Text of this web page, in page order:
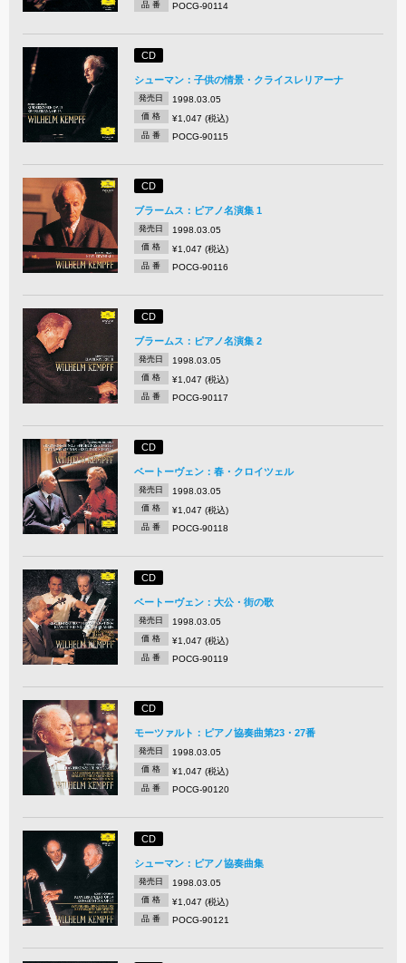
品 番 POCG-90114
CD
シューマン：子供の情景・クライスレリアーナ
発売日 1998.03.05
価 格 ¥1,047 (税込)
品 番 POCG-90115
CD
ブラームス：ピアノ名演集 1
発売日 1998.03.05
価 格 ¥1,047 (税込)
品 番 POCG-90116
CD
ブラームス：ピアノ名演集 2
発売日 1998.03.05
価 格 ¥1,047 (税込)
品 番 POCG-90117
CD
ベートーヴェン：春・クロイツェル
発売日 1998.03.05
価 格 ¥1,047 (税込)
品 番 POCG-90118
CD
ベートーヴェン：大公・街の歌
発売日 1998.03.05
価 格 ¥1,047 (税込)
品 番 POCG-90119
CD
モーツァルト：ピアノ協奏曲第23・27番
発売日 1998.03.05
価 格 ¥1,047 (税込)
品 番 POCG-90120
CD
シューマン：ピアノ協奏曲集
発売日 1998.03.05
価 格 ¥1,047 (税込)
品 番 POCG-90121